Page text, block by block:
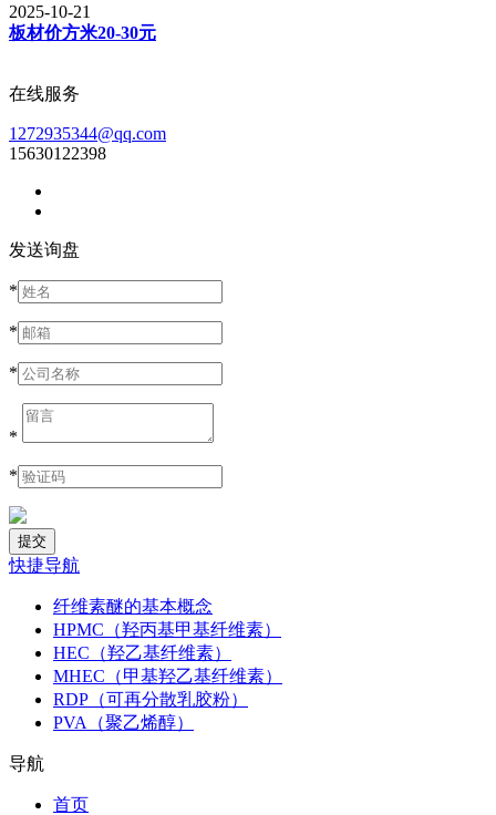
2025-10-21
板材价方米20-30元
在线服务
1272935344@qq.com
15630122398
发送询盘
*
*
*
*
*
快捷导航
纤维素醚的基本概念
HPMC（羟丙基甲基纤维素）
HEC（羟乙基纤维素）
MHEC（甲基羟乙基纤维素）
RDP（可再分散乳胶粉）
PVA（聚乙烯醇）
导航
首页